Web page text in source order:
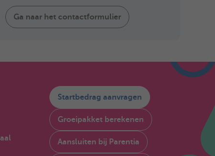
Ga naar het contactformulier
Startbedrag aanvragen
Groeipakket berekenen
Aansluiten bij Parentia